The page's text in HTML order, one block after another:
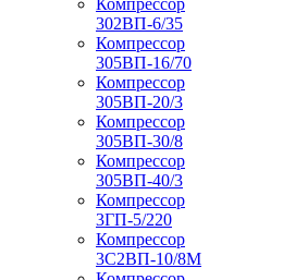
302ВП-6/35
Компрессор
305ВП-16/70
Компрессор
305ВП-20/3
Компрессор
305ВП-30/8
Компрессор
305ВП-40/3
Компрессор
3ГП-5/220
Компрессор
3С2ВП-10/8М